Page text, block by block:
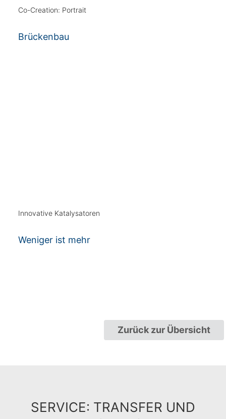
Co-Creation: Portrait
Brückenbau
Innovative Katalysatoren
Weniger ist mehr
Zurück zur Übersicht
SERVICE: TRANSFER UND